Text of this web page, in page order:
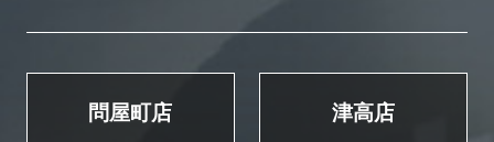
問屋町店 津高店